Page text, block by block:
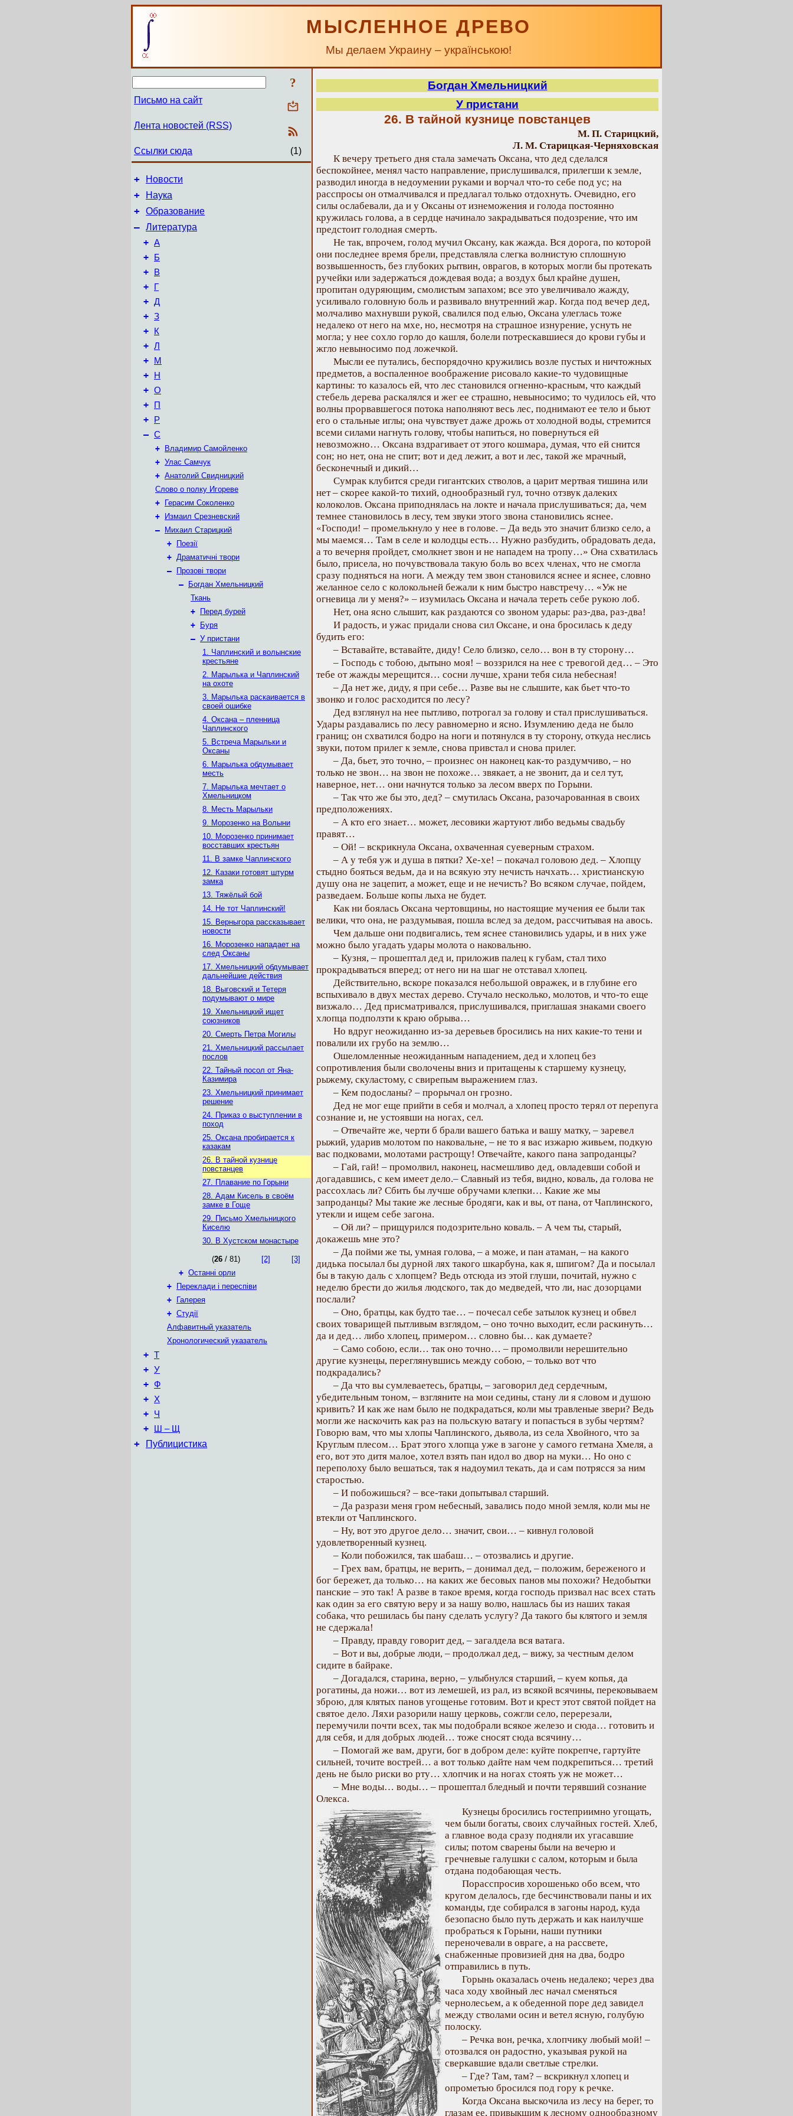
МЫСЛЕННОЕ ДРЕВО
Мы делаем Украину – українською!
?
Письмо на сайт
Лента новостей (RSS)
Ссылки сюда (1)
+ Новости
+ Наука
+ Образование
– Литература
+ А
+ Б
+ В
+ Г
+ Д
+ З
+ К
+ Л
+ М
+ Н
+ О
+ П
+ Р
– С
+
Владимир Самойленко
+ Улас Самчук
+ Анатолий Свидницкий
Слово о полку Игореве
+
Герасим Соколенко
+
Измаил Срезневский
–
Михаил Старицкий
+
Поезії
+ Драматичні твори
–
Прозові твори
–
Богдан Хмельницкий
Ткань
+
Перед бурей
+
Буря
– У пристани
1. Чаплинский и волынские
крестьяне
2. Марылька и Чаплинский
на охоте
3. Марылька раскаивается в
своей ошибке
4. Оксана – пленница
Чаплинского
5. Встреча Марыльки и
Оксаны
6. Марылька обдумывает
месть
7. Марылька мечтает о
Хмельницком
8. Месть Марыльки
9. Морозенко на Волыни
10. Морозенко принимает
восставших крестьян
11. В замке Чаплинского
12. Казаки готовят штурм
замка
13. Тяжёлый бой
14. Не тот Чаплинский!
15. Верныгора рассказывает
новости
16. Морозенко нападает на
след Оксаны
17. Хмельницкий обдумывает
дальнейшие действия
18. Выговский и Тетеря
подумывают о мире
19. Хмельницкий ищет
союзников
20. Смерть Петра Могилы
21. Хмельницкий рассылает
послов
22. Тайный посол от Яна-
Казимира
23. Хмельницкий принимает
решение
24. Приказ о выступлении в
поход
25. Оксана пробирается к
казакам
26. В тайной кузнице
повстанцев
27. Плавание по Горыни
28. Адам Кисель в своём
замке в Гоще
29. Письмо Хмельницкого
Киселю
30. В Хустском монастыре
(26 / 81) [2]
[3]
+ Останні орли
+
Переклади і переспіви
+
Галерея
+ Студії
Алфавитный указатель
Хронологический указатель
+ Т
+ У
+ Ф
+ Х
+ Ч
+ Ш – Щ
+ Публицистика
Богдан Хмельницкий
У пристани
26. В тайной кузнице повстанцев
М. П. Старицкий,
Л. М. Старицкая-Черняховская
К вечеру третьего дня стала замечать Оксана, что дед сделался
беспокойнее, менял часто направление, прислушивался, прилегши к земле,
разводил иногда в недоумении руками и ворчал что-то себе под ус; на
расспросы он отмалчивался и предлагал только отдохнуть. Очевидно, его
силы ослабевали, да и у Оксаны от изнеможения и голода постоянно
кружилась голова, а в сердце начинало закрадываться подозрение, что им
предстоит голодная смерть.
Не так, впрочем, голод мучил Оксану, как жажда. Вся дорога, по которой
они последнее время брели, представляла слегка волнистую сплошную
возвышенность, без глубоких рытвин, оврагов, в которых могли бы протекать
ручейки или задержаться дождевая вода; а воздух был крайне душен,
пропитан одуряющим, смолистым запахом; все это увеличивало жажду,
усиливало головную боль и развивало внутренний жар. Когда под вечер дед,
молчаливо махнувши рукой, свалился под елью, Оксана улеглась тоже
недалеко от него на мхе, но, несмотря на страшное изнурение, уснуть не
могла; у нее сохло горло до кашля, болели потрескавшиеся до крови губы и
жгло невыносимо под ложечкой.
Мысли ее путались, беспорядочно кружились возле пустых и ничтожных
предметов, а воспаленное воображение рисовало какие-то чудовищные
картины: то казалось ей, что лес становился огненно-красным, что каждый
стебель дерева раскалялся и жег ее страшно, невыносимо; то чудилось ей, что
волны прорвавшегося потока наполняют весь лес, поднимают ее тело и бьют
его о стальные иглы; она чувствует даже дрожь от холодной воды, стремится
всеми силами нагнуть голову, чтобы напиться, но повернуться ей
невозможно… Оксана вздрагивает от этого кошмара, думая, что ей снится
сон; но нет, она не спит; вот и дед лежит, а вот и лес, такой же мрачный,
бесконечный и дикий…
Сумрак клубится среди гигантских стволов, а царит мертвая тишина или
нет – скорее какой-то тихий, однообразный гул, точно отзвук далеких
колоколов. Оксана приподнялась на локте и начала прислушиваться; да, чем
темнее становилось в лесу, тем звуки этого звона становились яснее.
«Господи! – промелькнуло у нее в голове. – Да ведь это значит близко село, а
мы маемся… Там в селе и колодцы есть… Нужно разбудить, обрадовать деда,
а то вечерня пройдет, смолкнет звон и не нападем на тропу…» Она схватилась
было, присела, но почувствовала такую боль во всех членах, что не смогла
сразу подняться на ноги. А между тем звон становился яснее и яснее, словно
желанное село с колокольней бежали к ним быстро навстречу… «Уж не
огневица ли у меня?» – изумилась Оксана и начала тереть себе рукою лоб.
Нет, она ясно слышит, как раздаются со звоном удары: раз-два, раз-два!
И радость, и ужас придали снова сил Оксане, и она бросилась к деду
будить его:
– Вставайте, вставайте, диду! Село близко, село… вон в ту сторону…
– Господь с тобою, дытыно моя! – воззрился на нее с тревогой дед… – Это
тебе от жажды мерещится… сосни лучше, храни тебя сила небесная!
– Да нет же, диду, я при себе… Разве вы не слышите, как бьет что-то
звонко и голос расходится по лесу?
Дед взглянул на нее пытливо, потрогал за голову и стал прислушиваться.
Удары раздавались по лесу равномерно и ясно. Изумлению деда не было
границ; он схватился бодро на ноги и потянулся в ту сторону, откуда неслись
звуки, потом прилег к земле, снова привстал и снова прилег.
– Да, бьет, это точно, – произнес он наконец как-то раздумчиво, – но
только не звон… на звон не похоже… звякает, а не звонит, да и сел тут,
наверное, нет… они начнутся только за лесом вверх по Горыни.
– Так что же бы это, дед? – смутилась Оксана, разочарованная в своих
предположениях.
– А кто его знает… может, лесовики жартуют либо ведьмы свадьбу
правят…
– Ой! – вскрикнула Оксана, охваченная суеверным страхом.
– А у тебя уж и душа в пятки? Хе-хе! – покачал головою дед. – Хлопцу
стыдно бояться ведьм, да и на всякую эту нечисть начхать… христианскую
душу она не зацепит, а может, еще и не нечисть? Во всяком случае, пойдем,
разведаем. Больше копы лыха не будет.
Как ни боялась Оксана чертовщины, но настоящие мучения ее были так
велики, что она, не раздумывая, пошла вслед за дедом, рассчитывая на авось.
Чем дальше они подвигались, тем яснее становились удары, и в них уже
можно было угадать удары молота о наковальню.
– Кузня, – прошептал дед и, приложив палец к губам, стал тихо
прокрадываться вперед; от него ни на шаг не отставал хлопец.
Действительно, вскоре показался небольшой овражек, и в глубине его
вспыхивало в двух местах дерево. Стучало несколько, молотов, и что-то еще
визжало… Дед присматривался, прислушивался, приглашая знаками своего
хлопца подползти к краю обрыва…
Но вдруг неожиданно из-за деревьев бросились на них какие-то тени и
повалили их грубо на землю…
Ошеломленные неожиданным нападением, дед и хлопец без
сопротивления были сволочены вниз и притащены к старшему кузнецу,
рыжему, скуластому, с свирепым выражением глаз.
– Кем подосланы? – прорычал он грозно.
Дед не мог еще прийти в себя и молчал, а хлопец просто терял от перепуга
сознание и, не устоявши на ногах, сел.
– Отвечайте же, черти б брали вашего батька и вашу матку, – заревел
рыжий, ударив молотом по наковальне, – не то я вас изжарю живьем, подкую
вас подковами, молотами растрощу! Отвечайте, какого пана запроданцы?
– Гай, гай! – промолвил, наконец, насмешливо дед, овладевши собой и
догадавшись, с кем имеет дело.– Славный из тебя, видно, коваль, да голова не
рассохлась ли? Сбить бы лучше обручами клепки… Какие же мы
запроданцы? Мы такие же лесные бродяги, как и вы, от пана, от Чаплинского,
утекли и ищем себе загона.
– Ой ли? – прищурился подозрительно коваль. – А чем ты, старый,
докажешь мне это?
– Да пойми же ты, умная голова, – а може, и пан атаман, – на какого
дидька посылал бы дурной лях такого шкарбуна, как я, шпигом? Да и посылал
бы в такую даль с хлопцем? Ведь отсюда из этой глуши, почитай, нужно с
неделю брести до жилья людского, так до медведей, что ли, нас дозорцами
послали?
– Оно, братцы, как будто тае… – почесал себе затылок кузнец и обвел
своих товарищей пытливым взглядом, – оно точно выходит, если раскинуть…
да и дед… либо хлопец, примером… словно бы… как думаете?
– Само собою, если… так оно точно… – промолвили нерешительно
другие кузнецы, переглянувшись между собою, – только вот что
подкрадались?
– Да что вы сумлеваетесь, братцы, – заговорил дед сердечным,
убедительным тоном, – взгляните на мои седины, стану ли я словом и душою
кривить? И как же нам было не подкрадаться, коли мы травленые звери? Ведь
могли же наскочить как раз на польскую ватагу и попасться в зубы чертям?
Говорю вам, что мы хлопы Чаплинского, дьявола, из села Хвойного, что за
Круглым плесом… Брат этого хлопца уже в загоне у самого гетмана Хмеля, а
его, вот это дитя малое, хотел взять пан идол во двор на муки… Но оно с
переполоху было вешаться, так я надоумил текать, да и сам потрясся за ним
старостью.
– И побожишься? – все-таки допытывал старший.
– Да разрази меня гром небесный, завались подо мной земля, коли мы не
втекли от Чаплинского.
– Ну, вот это другое дело… значит, свои… – кивнул головой
удовлетворенный кузнец.
– Коли побожился, так шабаш… – отозвались и другие.
– Грех вам, братцы, не верить, – донимал дед, – положим, береженого и
бог бережет, да только… на каких же бесовых панов мы похожи? Недобытки
панские – это так! А разве в такое время, когда господь призвал нас всех стать
как один за его святую веру и за нашу волю, нашлась бы из наших такая
собака, что решилась бы пану сделать услугу? Да такого бы клятого и земля
не сдержала!
– Правду, правду говорит дед, – загалдела вся ватага.
– Вот и вы, добрые люди, – продолжал дед, – вижу, за честным делом
сидите в байраке.
– Догадался, старина, верно, – улыбнулся старший, – куем копья, да
рогатины, да ножи… вот из лемешeй, из рал, из всякой всячины, перековываем
зброю, для клятых панов угощенье готовим. Вот и крест этот святой пойдет на
святое дело. Ляхи разорили нашу церковь, сожгли село, перерезали,
перемучили почти всех, так мы подобрали всякое железо и сюда… готовить и
для себя, и для добрых людей… тоже сносят сюда всячину…
– Помогай же вам, други, бог в добром деле: куйте покрепче, гартуйте
сильней, точите вострей… а вот только дайте нам чем подкрепиться… третий
день не было риски во рту… хлопчик и на ногах стоять уж не может…
– Мне воды… воды… – прошептал бледный и почти терявший сознание
Олекса.
Кузнецы бросились гостеприимно угощать,
чем были богаты, своих случайных гостей. Хлеб,
а главное вода сразу подняли их угасавшие
силы; потом сварены были на вечерю и
гречневые галушки с салом, которым и была
отдана подобающая честь.
Порасспросив хорошенько обо всем, что
кругом делалось, где бесчинствовали паны и их
команды, где собирался в загоны народ, куда
безопасно было путь держать и как наилучше
пробраться к Горыни, наши путники
переночевали в овраге, а на рассвете,
снабженные провизией дня на два, бодро
отправились в путь.
Горынь оказалась очень недалеко; через два
часа ходу хвойный лес начал сменяться
чернолесьем, а к обеденной поре дед завидел
между стволами осин и ветел ясную, голубую
полоску.
– Речка вон, речка, хлопчику любый мой! –
отозвался он радостно, указывая рукой на
сверкавшие вдали светлые стрелки.
– Где? Там, там? – вскрикнул хлопец и
опрометью бросился под гору к речке.
Когда Оксана выскочила из лесу на берег, то
глазам ее, привыкшим к лесному однообразному